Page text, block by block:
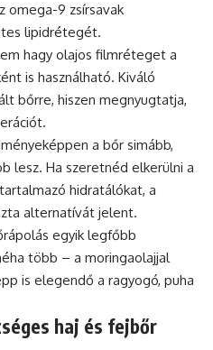
omega-9 zsírsavak
lipidrétegét.
hagy olajos filmréteget a
is használható. Kiváló
bőrre, hiszen megnyugtatja,
a bőr simább,
lesz. Ha szeretnéd elkerülni a
hidratálókat, a
alternatívát jelent.
egyik legfőbb
több – a moringaolajjal
is elegendő a ragyogó, puha
haj és fejbőr